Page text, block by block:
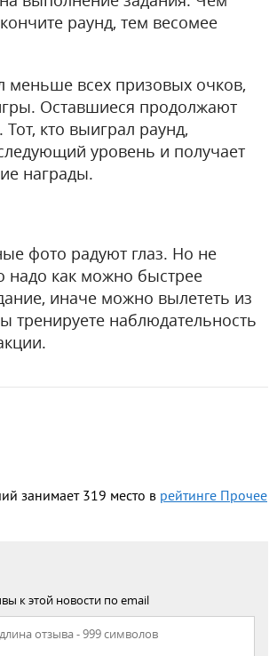
раунд, тем весомее
меньше всех призовых очков,
Оставшиеся продолжают
кто выиграл раунд,
уровень и получает
награды.
фото радуют глаз. Но не
надо как можно быстрее
иначе можно вылететь из
тренируете наблюдательность
занимает 319 место в рейтинге Прочее
к этой новости по email